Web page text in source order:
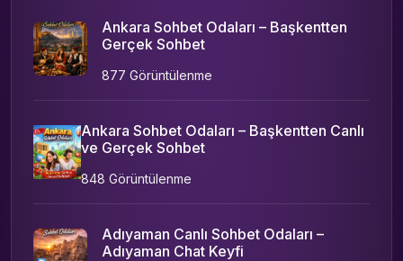
Ankara Sohbet Odaları – Başkentten
Gerçek Sohbet
877 Görüntülenme
Ankara Sohbet Odaları – Başkentten Canlı
ve Gerçek Sohbet
848 Görüntülenme
Adıyaman Canlı Sohbet Odaları –
Adıyaman Chat Keyfi